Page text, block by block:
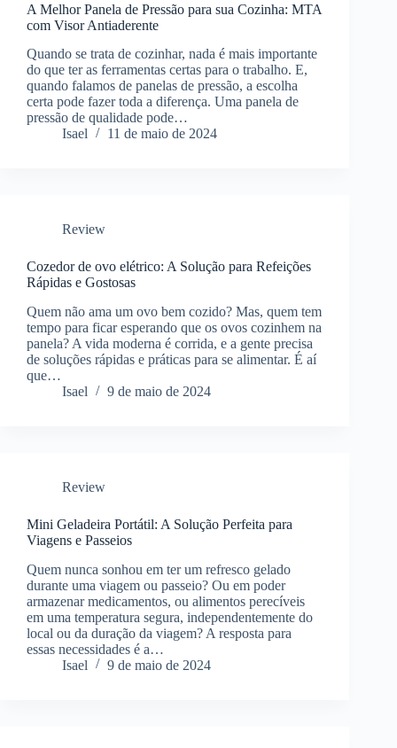
A Melhor Panela de Pressão para sua Cozinha: MTA
com Visor Antiaderente
Quando se trata de cozinhar, nada é mais importante
do que ter as ferramentas certas para o trabalho. E,
quando falamos de panelas de pressão, a escolha
certa pode fazer toda a diferença. Uma panela de
pressão de qualidade pode…
Isael
11 de maio de 2024
Review
Cozedor de ovo elétrico: A Solução para Refeições
Rápidas e Gostosas
Quem não ama um ovo bem cozido? Mas, quem tem
tempo para ficar esperando que os ovos cozinhem na
panela? A vida moderna é corrida, e a gente precisa
de soluções rápidas e práticas para se alimentar. É aí
que…
Isael
9 de maio de 2024
Review
Mini Geladeira Portátil: A Solução Perfeita para
Viagens e Passeios
Quem nunca sonhou em ter um refresco gelado
durante uma viagem ou passeio? Ou em poder
armazenar medicamentos, ou alimentos perecíveis
em uma temperatura segura, independentemente do
local ou da duração da viagem? A resposta para
essas necessidades é a…
Isael
9 de maio de 2024